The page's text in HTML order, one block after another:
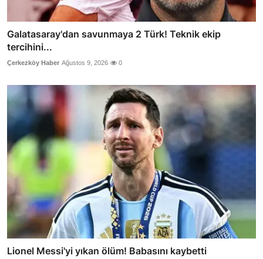
Galatasaray'dan savunmaya 2 Türk! Teknik ekip
tercihini...
Çerkezköy Haber Ağustos 9, 2026 0
Lionel Messi'yi yıkan ölüm! Babasını kaybetti